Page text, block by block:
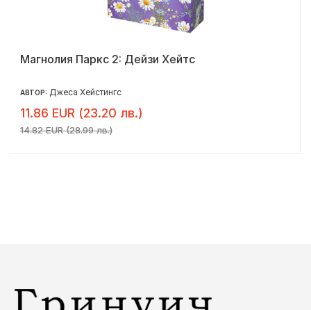
Магнолия Паркс 2: Дейзи Хейтс
АВТОР: Джеса Хейстингс
11.86 EUR (23.20 лв.)
14.82 EUR (28.99 лв.)